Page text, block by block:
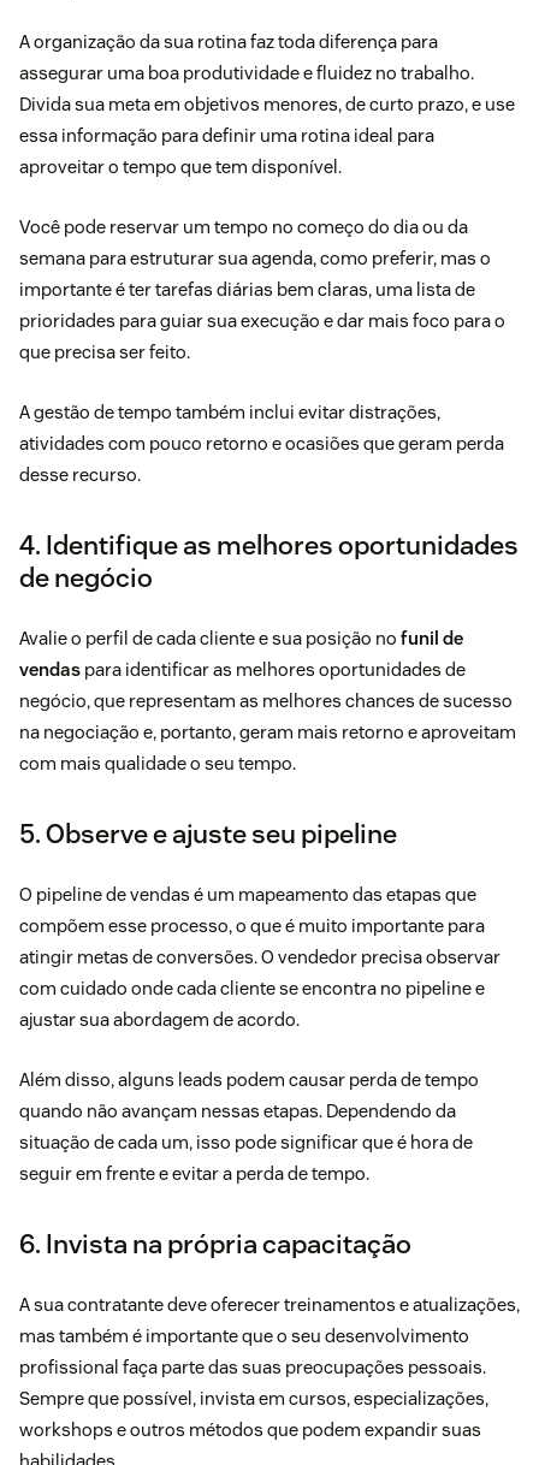
A organização da sua rotina faz toda diferença para
assegurar uma boa produtividade e fluidez no trabalho.
Divida sua meta em objetivos menores, de curto prazo, e use
essa informação para definir uma rotina ideal para
aproveitar o tempo que tem disponível.
Você pode reservar um tempo no começo do dia ou da
semana para estruturar sua agenda, como preferir, mas o
importante é ter tarefas diárias bem claras, uma lista de
prioridades para guiar sua execução e dar mais foco para o
que precisa ser feito.
A gestão de tempo também inclui evitar distrações,
atividades com pouco retorno e ocasiões que geram perda
desse recurso.
4. Identifique as melhores oportunidades
de negócio
Avalie o perfil de cada cliente e sua posição no funil de
vendas para identificar as melhores oportunidades de
negócio, que representam as melhores chances de sucesso
na negociação e, portanto, geram mais retorno e aproveitam
com mais qualidade o seu tempo.
5. Observe e ajuste seu pipeline
O pipeline de vendas é um mapeamento das etapas que
compõem esse processo, o que é muito importante para
atingir metas de conversões. O vendedor precisa observar
com cuidado onde cada cliente se encontra no pipeline e
ajustar sua abordagem de acordo.
Além disso, alguns leads podem causar perda de tempo
quando não avançam nessas etapas. Dependendo da
situação de cada um, isso pode significar que é hora de
seguir em frente e evitar a perda de tempo.
6. Invista na própria capacitação
A sua contratante deve oferecer treinamentos e atualizações,
mas também é importante que o seu desenvolvimento
profissional faça parte das suas preocupações pessoais.
Sempre que possível, invista em cursos, especializações,
workshops e outros métodos que podem expandir suas